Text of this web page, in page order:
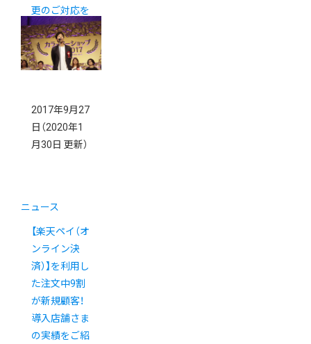
更のご対応を
お願いいたし
ます。）
2017年9月27
日 （2020年1
月30日 更新）
ニュース
【楽天ペイ（オ
ンライン決
済）】を利用し
た注文中9割
が新規顧客！
導入店舗さま
の実績をご紹